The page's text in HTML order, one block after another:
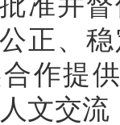
正、
作提
文交